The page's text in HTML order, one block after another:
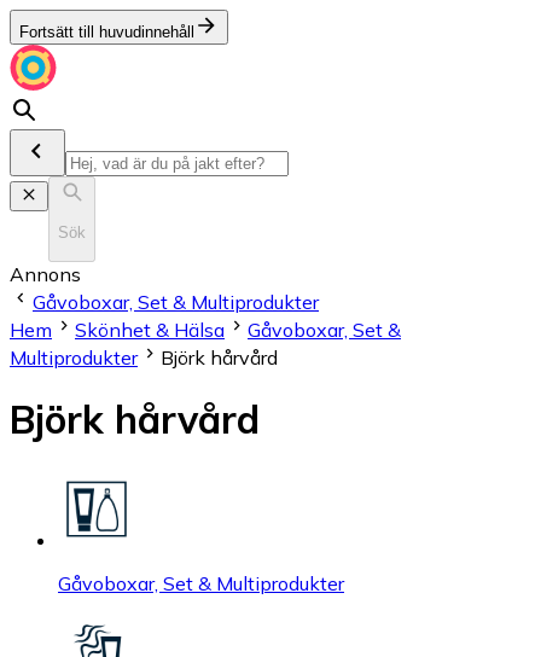
Fortsätt till huvudinnehåll
Sök
Annons
Gåvoboxar, Set & Multiprodukter
Hem
Skönhet & Hälsa
Gåvoboxar, Set &
Multiprodukter
Björk hårvård
Björk hårvård
Gåvoboxar, Set & Multiprodukter